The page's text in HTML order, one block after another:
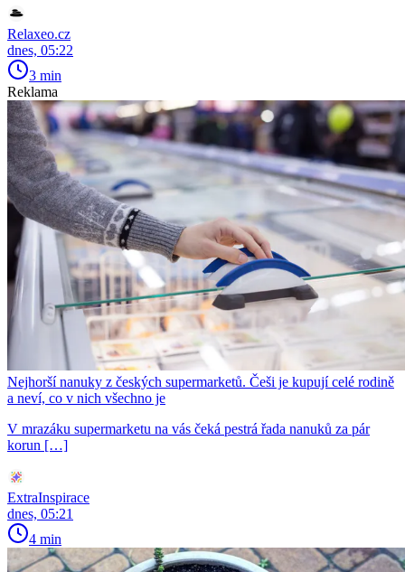
Relaxeo.cz
dnes, 05:22
3 min
Reklama
Nejhorší nanuky z českých supermarketů. Češi je kupují celé rodině
a neví, co v nich všechno je
V mrazáku supermarketu na vás čeká pestrá řada nanuků za pár
korun […]
ExtraInspirace
dnes, 05:21
4 min